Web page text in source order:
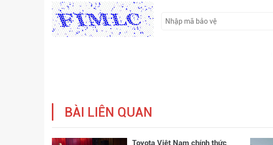
BÀI LIÊN QUAN
Toyota Việt Nam chính thức